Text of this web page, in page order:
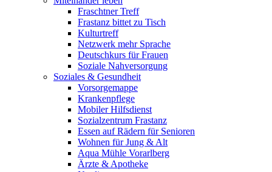
Fraschtner Treff
Frastanz bittet zu Tisch
Kulturtreff
Netzwerk mehr Sprache
Deutschkurs für Frauen
Soziale Nahversorgung
Soziales & Gesundheit
Vorsorgemappe
Krankenpflege
Mobiler Hilfsdienst
Sozialzentrum Frastanz
Essen auf Rädern für Senioren
Wohnen für Jung & Alt
Aqua Mühle Vorarlberg
Ärzte & Apotheke